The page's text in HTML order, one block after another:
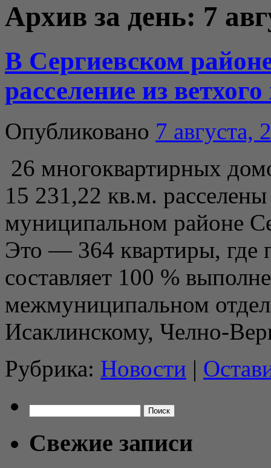
Архив за день: 7
В Сергиевском
расселение из
Опубликовано 7 августа,
26 многоквартирных
15 231,22 кв.м.
муниципальном районе
Это — 364 квартиры, где
составляет 100 %
межмуниципальном
Исаклинскому, Челно-
Рубрика: Новости |
Свежие записи